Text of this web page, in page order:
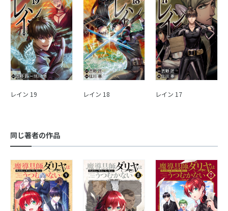
レイン 19 レイン 18 レイン 17
同じ著者の作品